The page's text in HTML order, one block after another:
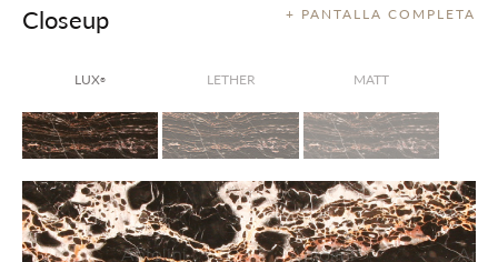
+ PANTALLA COMPLETA
Closeup
LUX® LETHER MATT